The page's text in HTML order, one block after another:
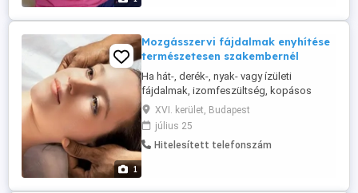
1
Mozgásszervi fájdalmak enyhítése
természetesen szakembernél
Ha hát-, derék-, nyak- vagy ízületi
fájdalmak, izomfeszültség, kopásos
elváltozások vagy mozgásbeszűkülés
nehezítik mindennapjait, természetes
kezeléseink hatékony megoldást
kínálnak. Alkalmazott módszerek:
XVI. kerület, Budapest
július 25
Hitelesített telefonszám